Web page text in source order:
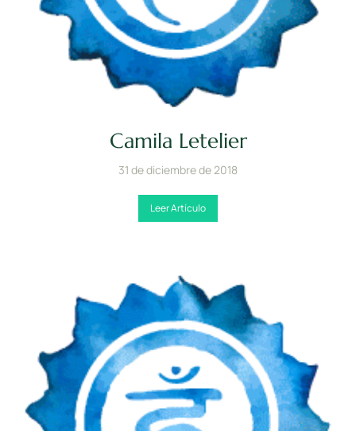
Camila Letelier
31 de diciembre de 2018
Leer Artículo